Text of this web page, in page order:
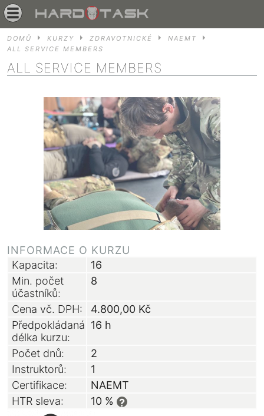
DOMŮ KURZY ZDRAVOTNICKÉ
NAEMT
ALL SERVICE MEMBERS
ALL SERVICE MEMBERS
INFORMACE O KURZU
Kapacita:
16
Min. počet
účastníků:
8
Cena vč. DPH: 4.800,00 Kč
Předpokládaná
délka kurzu:
16 h
Počet dnů:
2
Instruktorů:
1
Certifikace:
NAEMT
HTR sleva:
10 % ?